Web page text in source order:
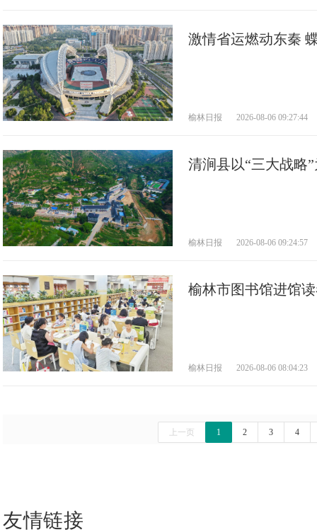
激情省运燃动东秦
榆林日报 2026-08-06 09:27:44
清涧县以“三大战略
榆林日报 2026-08-06 09:24:57
榆林市图书馆进馆
榆林日报 2026-08-06 08:04:23
上一页 1 2 3 4
友情链接